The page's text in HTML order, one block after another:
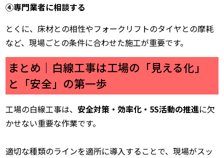
④専門業者に相談する
とくに、床材との相性やフォークリフトのタイヤとの摩耗
など、現場ごとの条件に合わせた施工が重要です。
まとめ｜白線工事は工場の「見える化」
と「安全」の第一歩
工場の白線工事は、安全対策・効率化・5S活動の推進に欠
かせない重要な作業です。
適切な種類のラインを適所に導入することで、現場がスッ